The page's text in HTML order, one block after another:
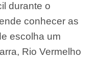
durante o
conhecer as
escolha um
Rio Vermelho